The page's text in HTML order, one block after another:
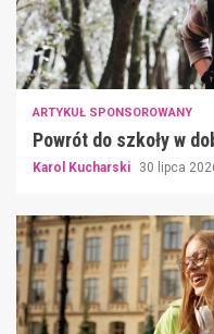
ARTYKUŁ SPONSOROWANY
Powrót do szkoły w
Karol Kucharski 30 lipca